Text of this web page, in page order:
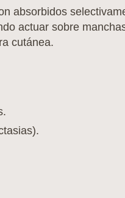
absorbidos
actuar sobre
cutánea.